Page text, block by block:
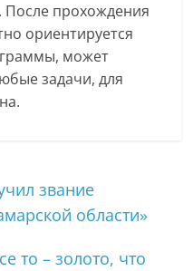
После прохождения
ориентируется
может
задачи, для
звание
области»
то – золото, что